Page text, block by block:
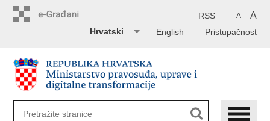
A A
RSS
Pristupačnost
English
Hrvatski